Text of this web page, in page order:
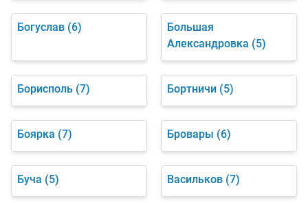
Богуслав (6)
Большая
Александровка (5)
Борисполь (7) Бортничи (5)
Боярка (7) Бровары (6)
Буча (5) Васильков (7)